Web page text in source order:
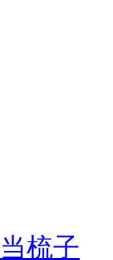
梳子